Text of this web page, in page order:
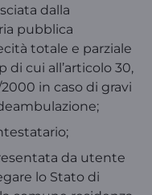
dalla
pubblica
totale e parziale
cui all’articolo 30,
in caso di gravi
da utente
lo Stato di